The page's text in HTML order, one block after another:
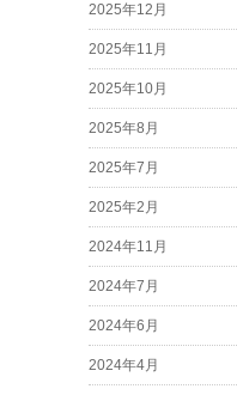
2025年12月
2025年11月
2025年10月
2025年8月
2025年7月
2025年2月
2024年11月
2024年7月
2024年6月
2024年4月